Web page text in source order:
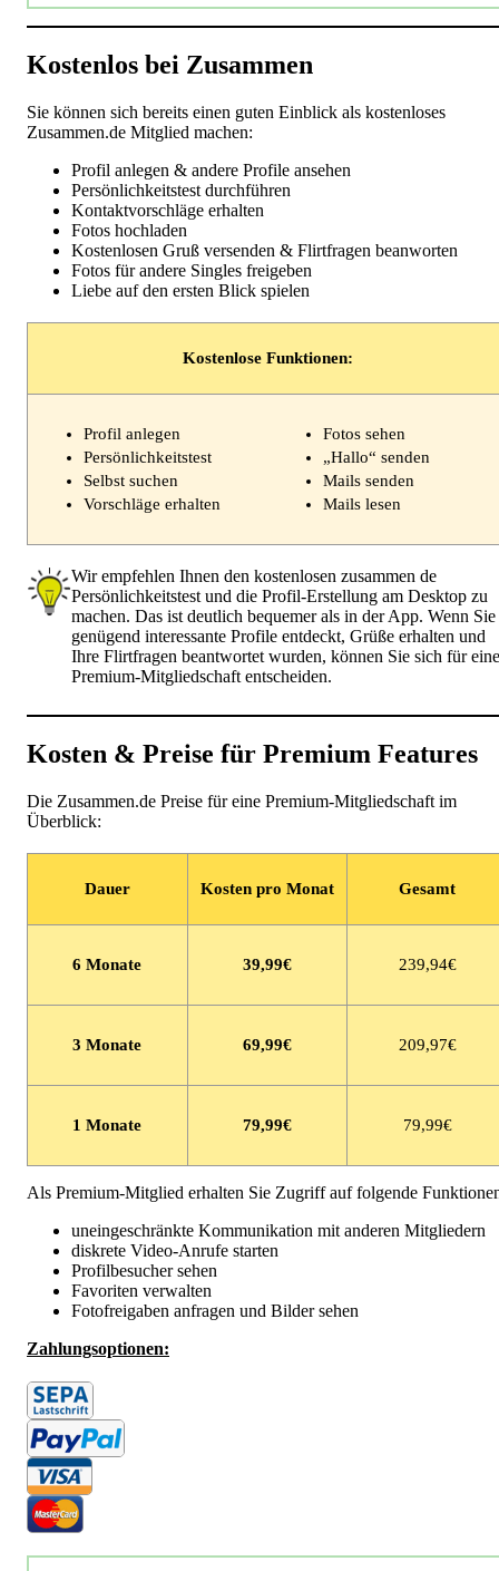
Kostenlos bei Zusammen
Sie können sich bereits einen guten Einblick als kostenloses
Zusammen.de Mitglied machen:
Profil anlegen & andere Profile ansehen
Persönlichkeitstest durchführen
Kontaktvorschläge erhalten
Fotos hochladen
Kostenlosen Gruß versenden & Flirtfragen beanworten
Fotos für andere Singles freigeben
Liebe auf den ersten Blick spielen
Kostenlose Funktionen:
Profil anlegen
Persönlichkeitstest
Selbst suchen
Vorschläge erhalten
Fotos sehen
„Hallo“ senden
Mails senden
Mails lesen
Wir empfehlen Ihnen den kostenlosen zusammen de
Persönlichkeitstest und die Profil-Erstellung am Desktop zu
machen. Das ist deutlich bequemer als in der App. Wenn Sie
genügend interessante Profile entdeckt, Grüße erhalten und
Ihre Flirtfragen beantwortet wurden, können Sie sich für eine
Premium-Mitgliedschaft entscheiden.
Kosten & Preise für Premium Features
Die Zusammen.de Preise für eine Premium-Mitgliedschaft im
Überblick:
Dauer Kosten pro Monat Gesamt
6 Monate 39,99€ 239,94€
3 Monate 69,99€ 209,97€
1 Monate 79,99€ 79,99€
Als Premium-Mitglied erhalten Sie Zugriff auf folgende
uneingeschränkte Kommunikation mit anderen Mitgliedern
diskrete Video-Anrufe starten
Profilbesucher sehen
Favoriten verwalten
Fotofreigaben anfragen und Bilder sehen
Zahlungsoptionen: